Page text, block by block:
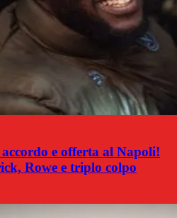
e offerta al Napoli!
Rowe e triplo colpo